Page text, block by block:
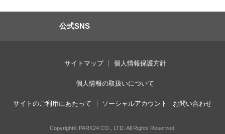
公式SNS
サイトマップ 個人情報保護方針
個人情報の取扱いについて
サイトのご利用にあたって ソーシャルアカウント お問い合わせ
Copyright© PARK24 CO., LTD. All Rights Reserved.